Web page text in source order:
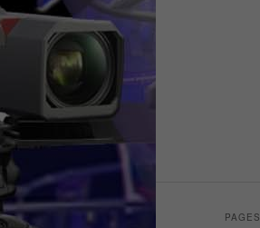
PAGES